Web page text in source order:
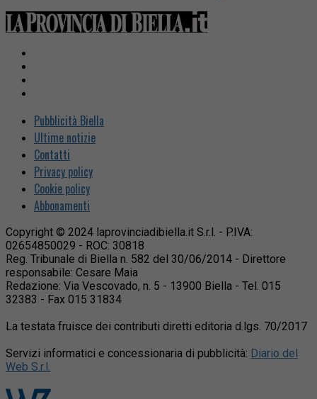
Pubblicità Biella
Ultime notizie
Contatti
Privacy policy
Cookie policy
Abbonamenti
Copyright © 2024 laprovinciadibiella.it S.r.l. - P.IVA:
02654850029 - ROC: 30818
Reg. Tribunale di Biella n. 582 del 30/06/2014 - Direttore
responsabile: Cesare Maia
Redazione: Via Vescovado, n. 5 - 13900 Biella - Tel. 015
32383 - Fax 015 31834
La testata fruisce dei contributi diretti editoria d.lgs. 70/2017
Servizi informatici e concessionaria di pubblicità: Diario del
Web S.r.l.